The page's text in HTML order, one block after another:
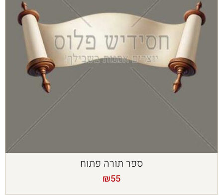
ספר תורה פתוח
₪55